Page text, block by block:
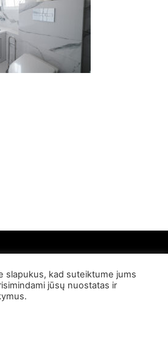
NT. Visos teisės saugomos
slapukus, kad suteiktume jums
jūsų nuostatas ir